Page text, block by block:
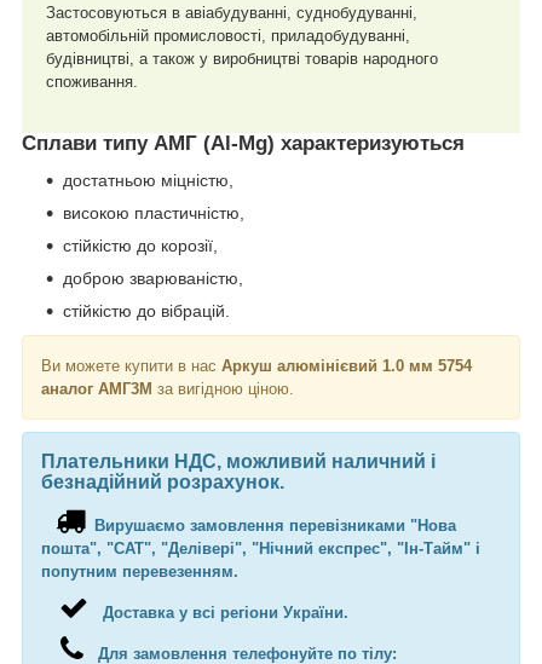
Застосовуються в авіабудуванні, суднобудуванні,
автомобільній промисловості, приладобудуванні,
будівництві, а також у виробництві товарів народного
споживання.
Сплави типу АМГ (Al-Mg) характеризуються
достатньою міцністю,
високою пластичністю,
стійкістю до корозії,
доброю зварюваністю,
стійкістю до вібрацій.
Ви можете купити в нас Аркуш алюмінієвий 1.0 мм 5754
аналог АМГ3М за вигідною ціною.
Плательники НДС, можливий наличний і
безнадійний розрахунок.
Вирушаємо замовлення перевізниками "Нова
пошта", "САТ", "Делівері", "Нічний експрес", "Ін-Тайм" і
попутним перевезенням.
Доставка у всі регіони України.
Для замовлення телефонуйте по тілу: